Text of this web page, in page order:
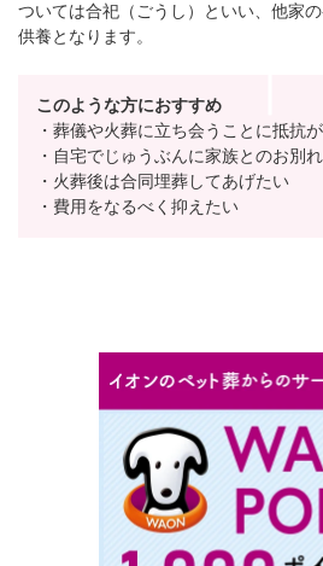
ついては合祀（ごうし）といい、他家
供養となります。
このような方におすすめ
・葬儀や火葬に立ち会うことに抵抗
・自宅でじゅうぶんに家族とのお別
・火葬後は合同埋葬してあげたい
・費用をなるべく抑えたい